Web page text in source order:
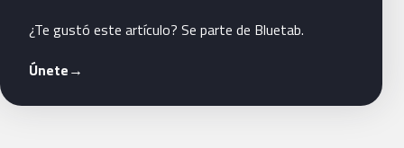
¿Te gustó este artículo? Se parte de Bluetab.
Únete→